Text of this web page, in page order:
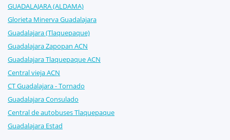
GUADALAJARA (ALDAMA)
Glorieta Minerva Guadalajara
Guadalajara (Tlaquepaque)
Guadalajara Zapopan ACN
Guadalajara Tlaquepaque ACN
Central vieja ACN
CT Guadalajara - Tornado
Guadalajara Consulado
Central de autobuses Tlaquepaque
Guadalajara Estad